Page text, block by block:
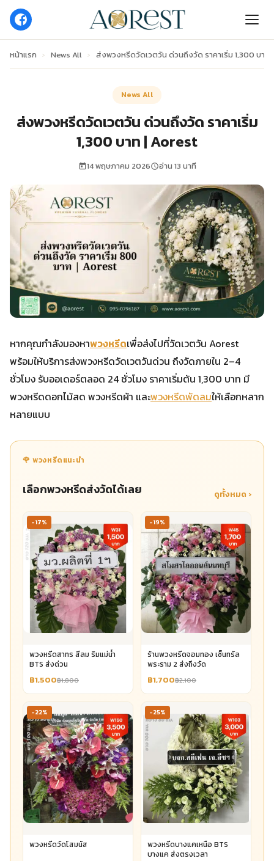
หน้าแรก › News All › ส่งพวงหรีดวัดเวตวัน ด่วนถึงวัด ราคาเริ่ม 1,300 บาท
News All
ส่งพวงหรีดวัดเวตวัน ด่วนถึงวัด ราคาเริ่ม
1,300 บาท | Aorest
14 พฤษภาคม 2026 อ่าน 13 นาที
หากคุณกำลังมองหาพวงหรีดเพื่อส่งไปที่วัดเวตวัน Aorest
พร้อมให้บริการส่งพวงหรีดวัดเวตวันด่วน ถึงวัดภายใน 2–4
ชั่วโมง รับออเดอร์ตลอด 24 ชั่วโมง ราคาเริ่มต้น 1,300 บาท มี
พวงหรีดดอกไม้สด พวงหรีดผ้า และพวงหรีดพัดลมให้เลือกหลาก
หลายแบบ
🌹 พวงหรีดแนะนำ
เลือกพวงหรีดส่งวัดได้เลย ดูทั้งหมด ›
-17%
พวงหรีดสาทร สีลม ริมแม่น้ำ
BTS ส่งด่วน
฿1,500฿1,800
-19%
ร้านพวงหรีดจอมทอง เซ็นทรัล
พระราม 2 ส่งถึงวัด
฿1,700฿2,100
-22%
พวงหรีดวัดโสมนัส
-25%
พวงหรีดบางแคเหนือ BTS
บางแค ส่งตรงเวลา